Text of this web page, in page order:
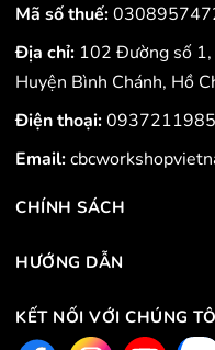
Mã số thuế:
Địa chỉ: 102 Đường số 1,
Huyện Bình Chánh, Hồ
Điện thoại:
Email:
CHÍNH SÁCH
HƯỚNG DẪN
KẾT NỐI VỚI CHÚNG